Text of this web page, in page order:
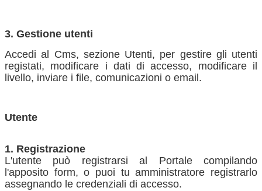
3. Gestione utenti
Accedi al Cms, sezione Utenti, per gestire gli utenti
registati, modificare i dati di accesso, modificare il
livello, inviare i file, comunicazioni o email.
Utente
1. Registrazione
L'utente può registrarsi al Portale compilando
l'apposito form, o puoi tu amministratore registrarlo
assegnando le credenziali di accesso.